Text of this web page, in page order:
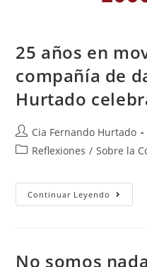
25 años en
compañía de
Hurtado
Cia Fernando Hurtado
Reflexiones / Sobre la
Continuar Leyendo
No somos